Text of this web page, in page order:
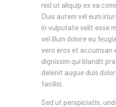
nisl ut aliquip ex ea
Duis autem vel eum
in vulputate velit esse
vel illum dolore eu
vero eros et accumsan
dignissim qui blandit
delenit augue duis
facilisi.
Sed ut perspiciatis,